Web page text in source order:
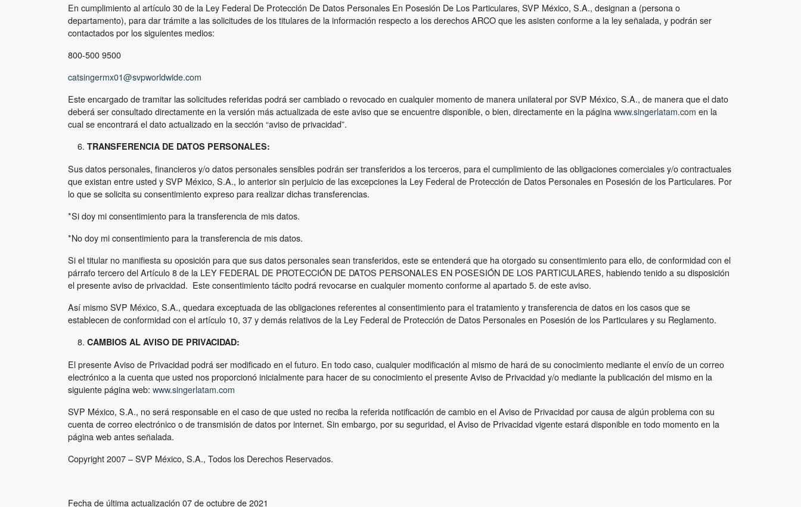
En cumplimiento al artículo 30 de la Ley Federal De Protección De Datos Personales En Posesión De Los Particulares, SVP México, S.A., designan a (persona o
departamento), para dar trámite a las solicitudes de los titulares de la información respecto a los derechos ARCO que les asisten conforme a la ley señalada, y podrán ser
contactados por los siguientes medios:
800-500 9500
catsingermx01@svpworldwide.com
Este encargado de tramitar las solicitudes referidas podrá ser cambiado o revocado en cualquier momento de manera unilateral por SVP México, S.A., de manera que el dato
deberá ser consultado directamente en la versión más actualizada de este aviso que se encuentre disponible, o bien, directamente en la páginawww.singerlatam.com en la
cual se encontrará el dato actualizado en la sección “aviso de privacidad”.
TRANSFERENCIA DE DATOS PERSONALES:
Sus datos personales, financieros y/o datos personales sensibles podrán ser transferidos a los terceros, para el cumplimiento de las obligaciones comerciales y/o contractuales
que existan entre usted y SVP México, S.A., lo anterior sin perjuicio de las excepciones la Ley Federal de Protección de Datos Personales en Posesión de los Particulares. Por
lo que se solicita su consentimiento expreso para realizar dichas transferencias.
*Si doy mi consentimiento para la transferencia de mis datos.
*No doy mi consentimiento para la transferencia de mis datos.
Si el titular no manifiesta su oposición para que sus datos personales sean transferidos, este se entenderá que ha otorgado su consentimiento para ello, de conformidad con el
párrafo tercero del Artículo 8 de la LEY FEDERAL DE PROTECCIÓN DE DATOS PERSONALES EN POSESIÓN DE LOS PARTICULARES, habiendo tenido a su disposición
el presente aviso de privacidad. Este consentimiento tácito podrá revocarse en cualquier momento conforme al apartado 5. de este aviso.
Así mismo SVP México, S.A., quedara exceptuada de las obligaciones referentes al consentimiento para el tratamiento y transferencia de datos en los casos que se
establecen de conformidad con el artículo 10, 37 y demás relativos de la Ley Federal de Protección de Datos Personales en Posesión de los Particulares y su Reglamento.
CAMBIOS AL AVISO DE PRIVACIDAD:
El presente Aviso de Privacidad podrá ser modificado en el futuro. En todo caso, cualquier modificación al mismo de hará de su conocimiento mediante el envío de un correo
electrónico a la cuenta que usted nos proporcionó inicialmente para hacer de su conocimiento el presente Aviso de Privacidad y/o mediante la publicación del mismo en la
siguiente página web: www.singerlatam.com
SVP México, S.A., no será responsable en el caso de que usted no reciba la referida notificación de cambio en el Aviso de Privacidad por causa de algún problema con su
cuenta de correo electrónico o de transmisión de datos por internet. Sin embargo, por su seguridad, el Aviso de Privacidad vigente estará disponible en todo momento en la
página web antes señalada.
Copyright 2007 – SVP México, S.A., Todos los Derechos Reservados.
Fecha de última actualización 07 de octubre de 2021